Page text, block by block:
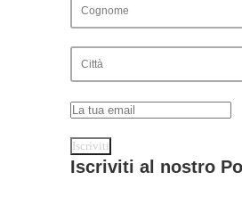
Iscriviti al nostro